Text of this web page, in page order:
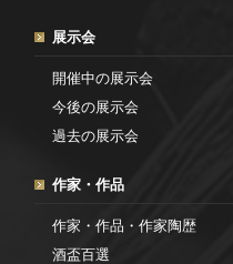
展示会
開催中の展示会
今後の展示会
過去の展示会
作家・作品
作家・作品・作家陶歴
酒盃百選